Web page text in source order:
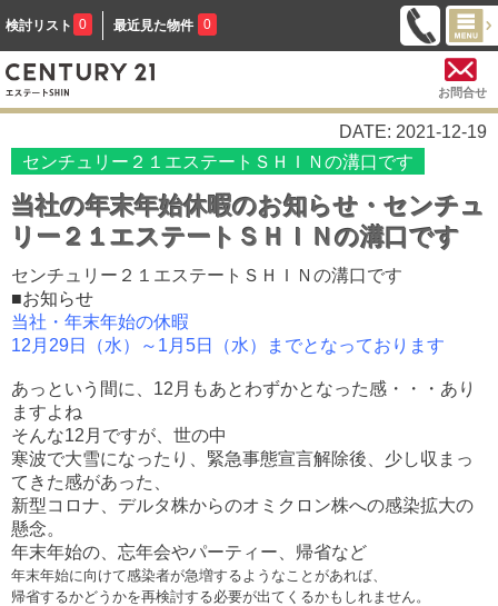
検討リスト 0 最近見た物件 0
お問合せ
DATE: 2021-12-19
センチュリー２１エステートＳＨＩＮの溝口です
当社の年末年始休暇のお知らせ・センチュ
リー２１エステートＳＨＩＮの溝口です
センチュリー２１エステートＳＨＩＮの溝口です
■お知らせ
当社・年末年始の休暇
12月29日（水）～1月5日（水）までとなっております
あっという間に、12月もあとわずかとなった感・・・あり
ますよね
そんな12月ですが、世の中
寒波で大雪になったり、緊急事態宣言解除後、少し収まっ
てきた感があった、
新型コロナ、デルタ株からのオミクロン株への感染拡大の
懸念。
年末年始の、忘年会やパーティー、帰省など
年末年始に向けて感染者が急増するようなことがあれば、
帰省するかどうかを再検討する必要が出てくるかもしれません。